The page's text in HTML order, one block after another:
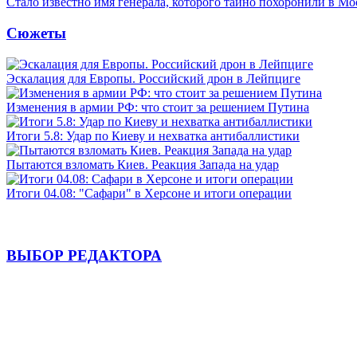
Сюжеты
Эскалация для Европы. Российский дрон в Лейпциге
Изменения в армии РФ: что стоит за решением Путина
Итоги 5.8: Удар по Киеву и нехватка антибаллистики
Пытаются взломать Киев. Реакция Запада на удар
Итоги 04.08: "Сафари" в Херсоне и итоги операции
ВЫБОР РЕДАКТОРА